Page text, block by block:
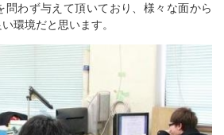
問わず与えて頂いており、様々な面から
環境だと思います。